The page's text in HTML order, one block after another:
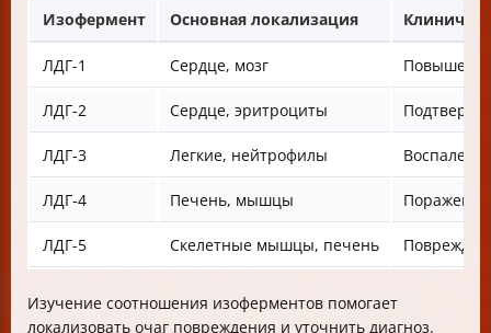
Изофермент Основная локализация
ЛДГ-1 Сердце, мозг
ЛДГ-2 Сердце, эритроциты
ЛДГ-3 Легкие, нейтрофилы
ЛДГ-4 Печень, мышцы
ЛДГ-5 Скелетные мышцы, печень
Изучение соотношения изоферментов помогает
локализовать очаг повреждения и уточнить диагноз.